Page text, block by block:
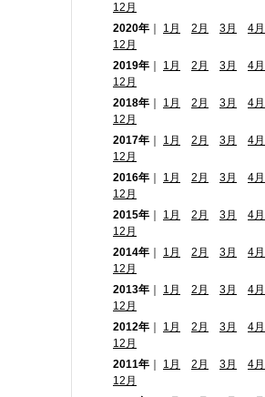
12月
2020年
1月 2月 3月
4月
12月
2019年
1月 2月 3月
4月
12月
2018年
1月 2月 3月
4月
12月
2017年
1月 2月 3月
4月
12月
2016年
1月 2月 3月
4月
12月
2015年
1月 2月 3月
4月
12月
2014年
1月 2月 3月
4月
12月
2013年
1月 2月 3月
4月
12月
2012年
1月 2月 3月
4月
12月
2011年
1月 2月 3月
4月
12月